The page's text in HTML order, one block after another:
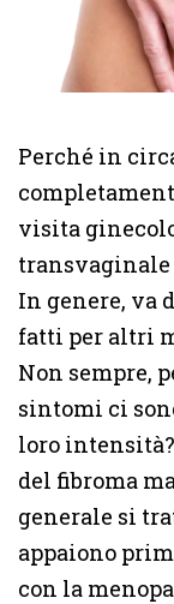
Perché in
visita
transvaginale
In genere, va
fatti per altri
Non sempre,
sintomi ci
loro
del fibroma
generale si
appaiono
con la